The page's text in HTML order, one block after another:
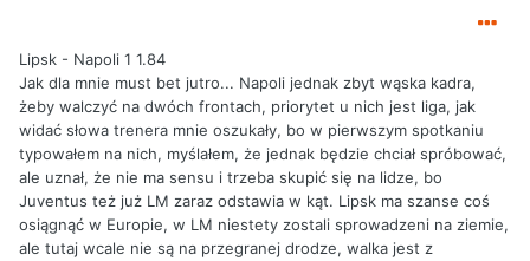
Lipsk - Napoli 1 1.84
Jak dla mnie must bet jutro... Napoli jednak zbyt wąska kadra,
żeby walczyć na dwóch frontach, priorytet u nich jest liga, jak
widać słowa trenera mnie oszukały, bo w pierwszym spotkaniu
typowałem na nich, myślałem, że jednak będzie chciał spróbować,
ale uznał, że nie ma sensu i trzeba skupić się na lidze, bo
Juventus też już LM zaraz odstawia w kąt. Lipsk ma szanse coś
osiągnąć w Europie, w LM niestety zostali sprowadzeni na ziemie,
ale tutaj wcale nie są na przegranej drodze, walka jest z